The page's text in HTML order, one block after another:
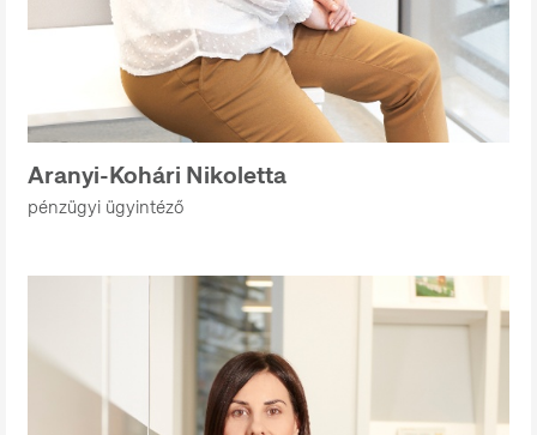
Aranyi-Kohári Nikoletta
pénzügyi ügyintéző